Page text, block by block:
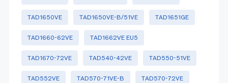
TAD1650VE TAD1650VE-B/51VE TAD1651GE
TAD1660-62VE TAD1662VE EU5
TAD1670-72VE TAD540-42VE TAD550-51VE
TAD552VE TAD570-71VE-B TAD570-72VE